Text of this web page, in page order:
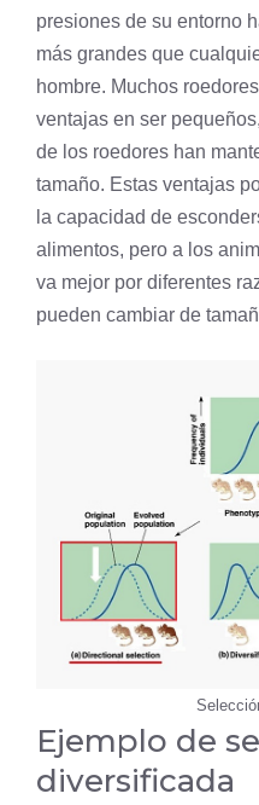
presiones de su entorno
más grandes que
hombre. Muchos
ventajas en ser
de los roedores han
tamaño. Estas ventajas
la capacidad de
alimentos, pero a los
va mejor por diferentes
pueden cambiar de
Ejemplo de
diversificada